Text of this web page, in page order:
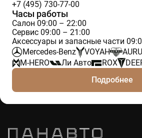
+7 (495) 730-77-00
Часы работы
Салон 09:00 – 22:00
Сервис 09:00 – 21:00
Аксессуары и запасные части
Mercedes-Benz
VOYAH
M-HERO
Ли Авто ROX
Подробнее